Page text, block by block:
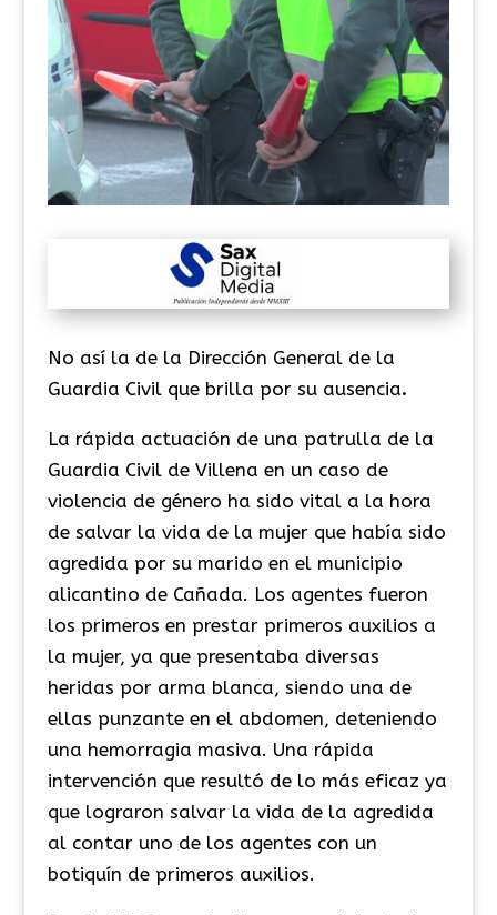
No así la de la Dirección General de la
Guardia Civil que brilla por su ausencia.
La rápida actuación de una patrulla de la
Guardia Civil de Villena en un caso de
violencia de género ha sido vital a la hora
de salvar la vida de la mujer que había sido
agredida por su marido en el municipio
alicantino de Cañada. Los agentes fueron
los primeros en prestar primeros auxilios a
la mujer, ya que presentaba diversas
heridas por arma blanca, siendo una de
ellas punzante en el abdomen, deteniendo
una hemorragia masiva. Una rápida
intervención que resultó de lo más eficaz ya
que lograron salvar la vida de la agredida
al contar uno de los agentes con un
botiquín de primeros auxilios.